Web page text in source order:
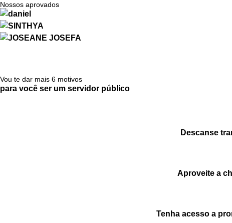
Nossos aprovados
Vou te dar mais 6 motivos
para você ser um servidor público
Descanse
Aproveite a
Tenha acesso a